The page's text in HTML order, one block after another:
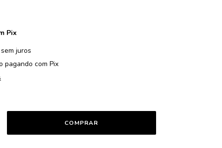
Pix
sem juros
pagando com Pix